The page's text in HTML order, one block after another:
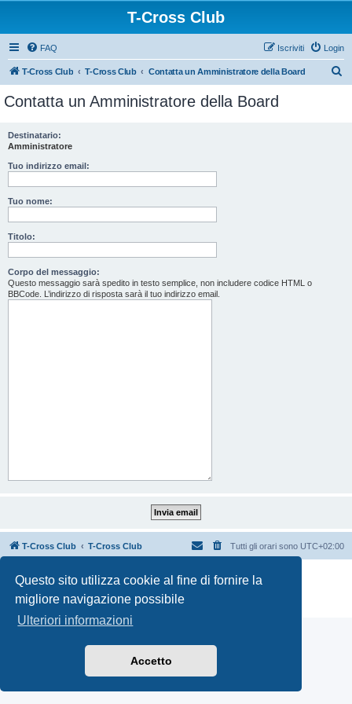
Questo sito utilizza cookie al fine di fornire la
migliore navigazione possibile
Ulteriori informazioni
Accetto
T-Cross Club
FAQ Login
Iscriviti
T-Cross Club T-Cross Club Contatta un Amministratore della Board
Contatta un Amministratore della Board
Destinatario:
Amministratore
Tuo indirizzo email:
Tuo nome:
Titolo:
Corpo del messaggio:
Questo messaggio sarà spedito in testo semplice, non includere codice HTML o
BBCode. L’indirizzo di risposta sarà il tuo indirizzo email.
T-Cross Club T-Cross Club Tutti gli orari sono UTC+02:00
Creato da
® Forum Software © phpBB Limited
Privacy|Condizioni